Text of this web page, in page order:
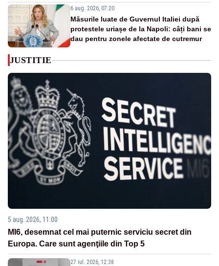
6 aug. 2026, 07:20
Măsurile luate de Guvernul Italiei după
protestele uriașe de la Napoli: câți bani se
dau pentru zonele afectate de cutremur
JUSTITIE
5 aug. 2026, 11:00
MI6, desemnat cel mai puternic serviciu secret din
Europa. Care sunt agenţiile din Top 5
27 iul. 2026, 12:38